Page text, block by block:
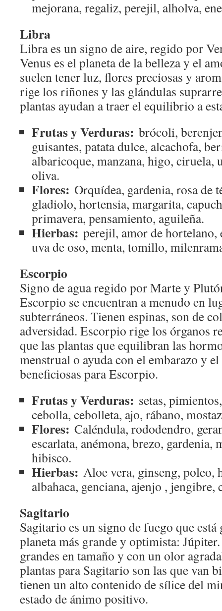
mejorana, regaliz, perejil, alholva,
Libra
Libra es un signo de aire, regido por
Venus es el planeta de la belleza y el
suelen tener luz, flores preciosas y
rige los riñones y las glándulas
plantas ayudan a traer el equilibrio a
Frutas y Verduras: brócoli,
guisantes, patata dulce, alcachofa,
albaricoque, manzana, higo, ciruela,
oliva.
Flores: Orquídea, gardenia, rosa de
gladiolo, hortensia, margarita,
primavera, pensamiento, aguileña.
Hierbas: perejil, amor de hortelano,
uva de oso, menta, tomillo,
Escorpio
Signo de agua regido por Marte y
Escorpio se encuentran a menudo en
subterráneos. Tienen espinas, son de
adversidad. Escorpio rige los órganos
que las plantas que equilibran las
menstrual o ayuda con el embarazo y
beneficiosas para Escorpio.
Frutas y Verduras: setas,
cebolla, cebolleta, ajo, rábano,
Flores: Caléndula, rododendro,
escarlata, anémona, brezo, gardenia,
hibisco.
Hierbas: Aloe vera, ginseng, poleo,
albahaca, genciana, ajenjo , jengibre,
Sagitario
Sagitario es un signo de fuego que
planeta más grande y optimista:
grandes en tamaño y con un olor
plantas para Sagitario son las que van
tienen un alto contenido de sílice del
estado de ánimo positivo.